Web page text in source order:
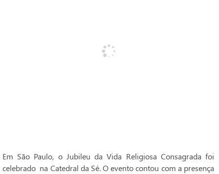
Em São Paulo, o Jubileu da Vida Religiosa Consagrada foi
celebrado na Catedral da Sé. O evento contou com a presença